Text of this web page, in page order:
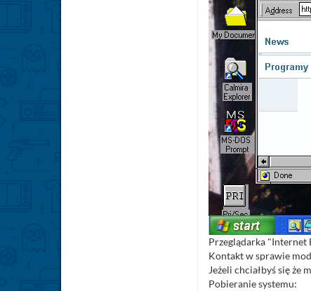
Przeglądarka "Internet
Kontakt w sprawie
Jeżeli chciałbyś się
Pobieranie systemu: